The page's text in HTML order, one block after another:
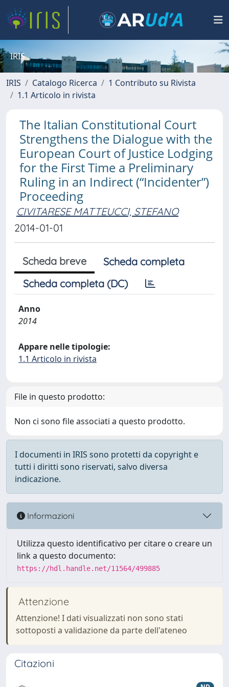
IRIS
IRIS Catalogo Ricerca
1 Contributo su Rivista
1.1 Articolo in rivista
The Italian Constitutional Court
Strengthens the Dialogue with the
European Court of Justice Lodging
for the First Time a Preliminary
Ruling in an Indirect (“Incidenter”)
Proceeding
CIVITARESE MATTEUCCI, STEFANO
2014-01-01
Scheda breve
Scheda completa
Scheda completa (DC)
Anno
2014
Appare nelle tipologie:
1.1 Articolo in rivista
File in questo prodotto:
Non ci sono file associati a questo prodotto.
I documenti in IRIS sono protetti da copyright e
tutti i diritti sono riservati, salvo diversa
indicazione.
Informazioni
Utilizza questo identificativo per citare o creare un
link a questo documento:
https://hdl.handle.net/11564/499885
Attenzione
Attenzione! I dati visualizzati non sono stati
sottoposti a validazione da parte dell'ateneo
Citazioni